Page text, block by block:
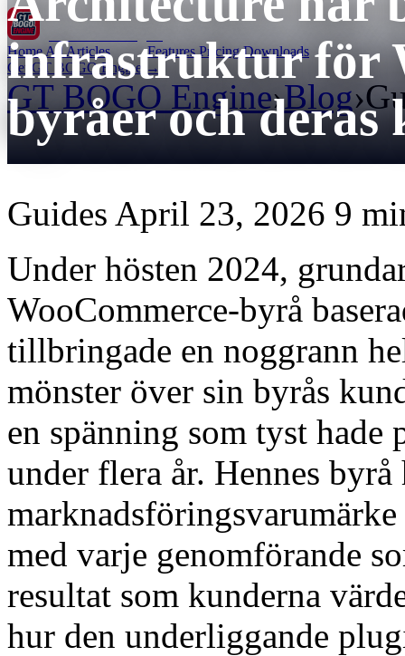
Home All Articles Features Pricing Downloads
Get GT BOGO Engine →
GT BOGO Engine›Blog›
infrastruktur för
byråer och deras
Guides April 23, 2026 9
Under hösten 2024,
WooCommerce-byrå
tillbringade en noggrann
mönster över sin byrås
en spänning som tyst hade
under flera år. Hennes
med varje genomförande
resultat som kunderna
hur den underliggande